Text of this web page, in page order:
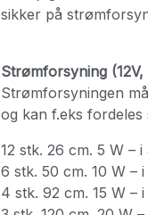
sikker på
Strømforsyning
Strømforsyningen
og kan f.eks fordeles
12 stk. 26 cm. 5 W –
6 stk. 50 cm. 10 W –
4 stk. 92 cm. 15 W –